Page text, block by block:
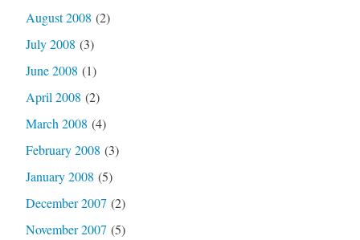
August 2008 (2)
July 2008 (3)
June 2008 (1)
April 2008 (2)
March 2008 (4)
February 2008 (3)
January 2008 (5)
December 2007 (2)
November 2007 (5)